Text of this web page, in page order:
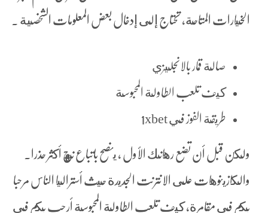
الخيارات المتاحة، تحتاج إلى إدخال بعض المعلومات الشخصية .
صالة قمار بالانجليزي
كيف تلعب الطاولة المحبوسة
طريقة الفوز في 1xbet
ولكن قبل أن تضع رهانك الأول ، ينصح باتباع نهج أكثر حذرا.
والكازينوهات على الانترنت الجديدة حيث أستراليا الناس مرحبا
بكم في مقامرة، كيف تلعب الطاولة المحبوسة أرحب بكم في